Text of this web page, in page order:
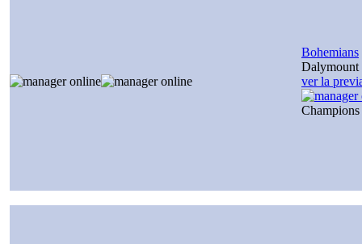
Bohemians
Dalymount
ver la